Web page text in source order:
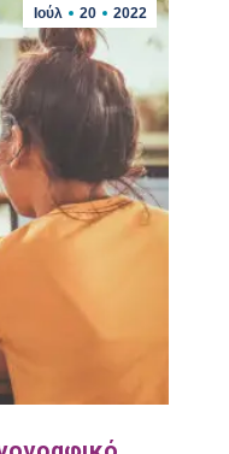
Ιούλ 20 2022